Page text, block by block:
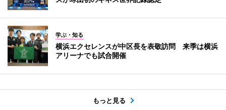
学ぶ・知る
横浜エクセレンスが中区長を表敬訪問 来季は横浜
アリーナでも試合開催
もっと見る